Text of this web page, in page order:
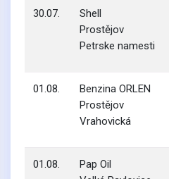
30.07.
Shell
Prostějov
Petrske namesti
01.08.
Benzina ORLEN
Prostějov
Vrahovická
01.08.
Pap Oil